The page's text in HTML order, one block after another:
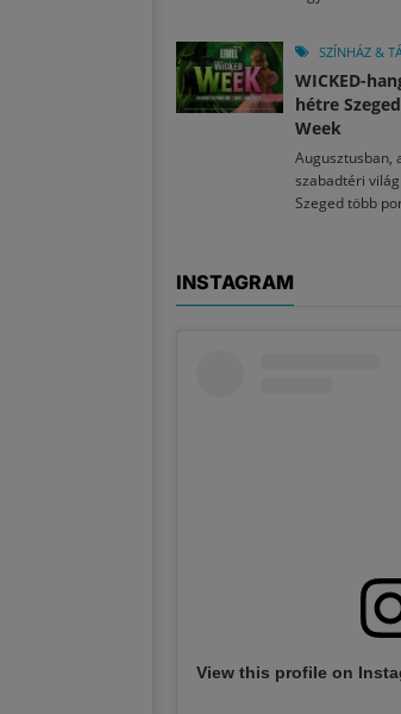
SZÍNHÁZ &
WICKED-
hétre
Week
Augusztusban,
szabadtéri
Szeged több
INSTAGRAM
View this profile on